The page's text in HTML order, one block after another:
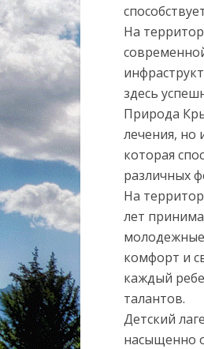
На
здесь
Природа
лечения, но
которая
различных
На
лет
молодежные
комфорт и
каждый
талантов.
Детский
насыщенно